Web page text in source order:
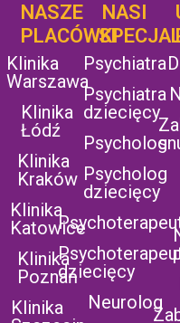
NASZE
PLACÓWKI
Klinika
Warszawa
Klinika
Łódź
Klinika
Kraków
Klinika
Katowice
Klinika
Poznań
Klinika
NASI
Psychiatra
Psychiatra
dziecięcy
Psycholog
Psycholog
dziecięcy
dziecięcy
Neurolog